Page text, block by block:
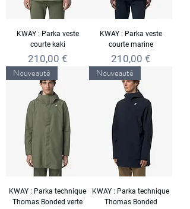
KWAY : Parka veste
courte kaki
Prix
210,00 €
KWAY : Parka veste
courte marine
Prix
210,00 €
Nouveauté
KWAY : Parka technique
Thomas Bonded verte
Nouveauté
KWAY : Parka technique
Thomas Bonded